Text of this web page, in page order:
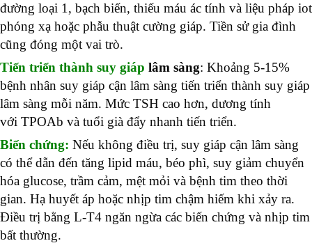
đường loại 1, bạch biến, thiếu máu ác tính và liệu pháp iot
phóng xạ hoặc phẫu thuật cường giáp. Tiền sử gia đình
cũng đóng một vai trò.
Tiến triển thành suy giáp lâm sàng: Khoảng 5-15%
bệnh nhân suy giáp cận lâm sàng tiến triển thành suy giáp
lâm sàng mỗi năm. Mức TSH cao hơn, dương tính
với TPOAb và tuổi già đẩy nhanh tiến triển.
Biến chứng: Nếu không điều trị, suy giáp cận lâm sàng
có thể dẫn đến tăng lipid máu, béo phì, suy giảm chuyển
hóa glucose, trầm cảm, mệt mỏi và bệnh tim theo thời
gian. Hạ huyết áp hoặc nhịp tim chậm hiếm khi xảy ra.
Điều trị bằng L-T4 ngăn ngừa các biến chứng và nhịp tim
bất thường.